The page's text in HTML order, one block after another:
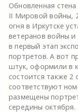
Обновленная
II Мировой войны,
огня в Иркутске
ветеранов войны
в первый этап
портретов. А вот
штук, оформили в
состоится также 2
соответствуют
размещены
середины октября.